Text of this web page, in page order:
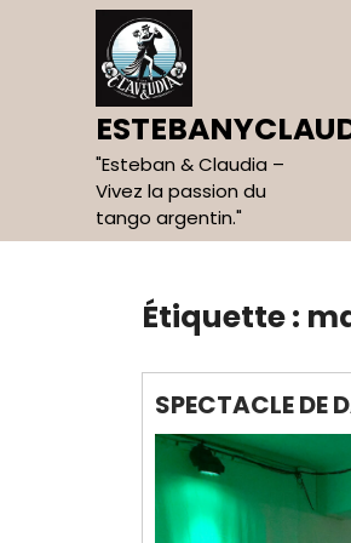
"Esteban & Claudia –
Vivez la passion du
tango argentin."
Étiquette :
SPECTACLE DE